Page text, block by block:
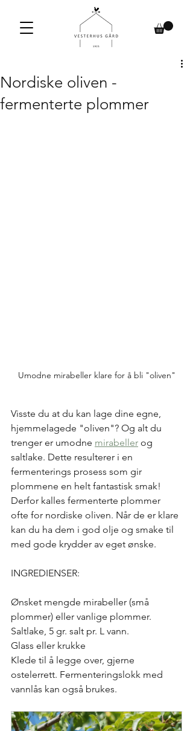
Nordiske oliven -
fermenterte plommer
Umodne mirabeller klare for å bli "oliven"
Visste du at du kan lage dine egne,
hjemmelagede "oliven"? Og alt du
trenger er umodne mirabeller og
saltlake. Dette resulterer i en
fermenterings prosess som gir
plommene en helt fantastisk smak!
Derfor kalles fermenterte plommer
ofte for nordiske oliven. Når de er klare
kan du ha dem i god olje og smake til
med gode krydder av eget ønske.
INGREDIENSER:
Ønsket mengde mirabeller (små
plommer) eller vanlige plommer.
Saltlake, 5 gr. salt pr. L vann.
Glass eller krukke
Klede til å legge over, gjerne
ostelerrett. Fermenteringslokk med
vannlås kan også brukes.